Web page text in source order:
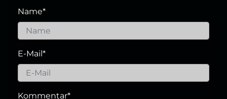
Name*
E-Mail *
Kommentar*